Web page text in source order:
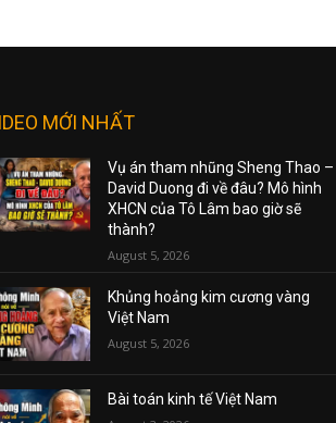
MỚI NHẤT
Vụ án tham nhũng Sheng Thao –
David Duong đi về đâu? Mô hình
XHCN của Tô Lâm bao giờ sẽ
thành?
August 5, 2026
Khủng hoảng kim cương vàng
Việt Nam
August 5, 2026
Bài toán kinh tế Việt Nam